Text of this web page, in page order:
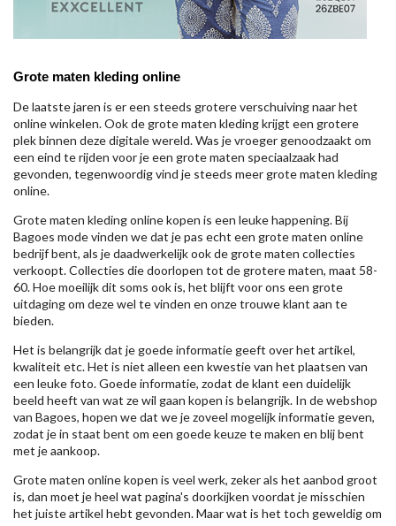
Grote maten kleding online
De laatste jaren is er een steeds grotere verschuiving naar het
online winkelen. Ook de grote maten kleding krijgt een grotere
plek binnen deze digitale wereld. Was je vroeger genoodzaakt om
een eind te rijden voor je een grote maten speciaalzaak had
gevonden, tegenwoordig vind je steeds meer grote maten kleding
online.
Grote maten kleding online kopen is een leuke happening. Bij
Bagoes mode vinden we dat je pas echt een grote maten online
bedrijf bent, als je daadwerkelijk ook de grote maten collecties
verkoopt. Collecties die doorlopen tot de grotere maten, maat 58-
60. Hoe moeilijk dit soms ook is, het blijft voor ons een grote
uitdaging om deze wel te vinden en onze trouwe klant aan te
bieden.
Het is belangrijk dat je goede informatie geeft over het artikel,
kwaliteit etc. Het is niet alleen een kwestie van het plaatsen van
een leuke foto. Goede informatie, zodat de klant een duidelijk
beeld heeft van wat ze wil gaan kopen is belangrijk. In de webshop
van Bagoes, hopen we dat we je zoveel mogelijk informatie geven,
zodat je in staat bent om een goede keuze te maken en blij bent
met je aankoop.
Grote maten online kopen is veel werk, zeker als het aanbod groot
is, dan moet je heel wat pagina's doorkijken voordat je misschien
het juiste artikel hebt gevonden. Maar wat is het toch geweldig om